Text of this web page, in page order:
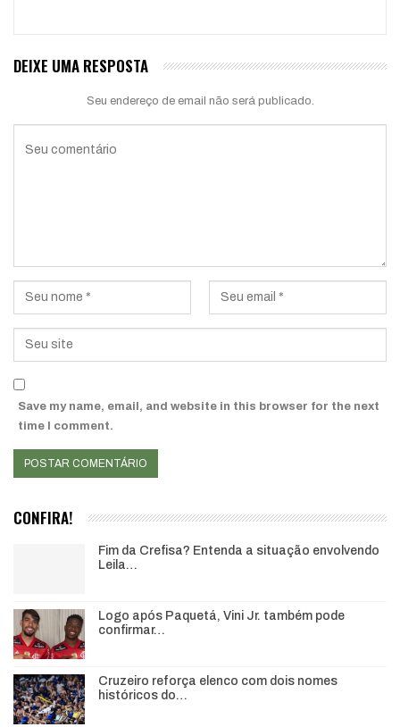
DEIXE UMA RESPOSTA
Seu endereço de email não será publicado.
Save my name, email, and website in this browser for the next
time I comment.
CONFIRA!
Fim da Crefisa? Entenda a situação envolvendo
Leila…
Logo após Paquetá, Vini Jr. também pode
confirmar…
Cruzeiro reforça elenco com dois nomes
históricos do…